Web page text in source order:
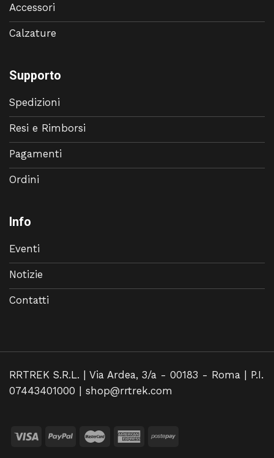
Accessori
Calzature
Supporto
Spedizioni
Resi e Rimborsi
Pagamenti
Ordini
Info
Eventi
Notizie
Contatti
RRTREK S.R.L. | Via Ardea, 3/a - 00183 - Roma | P.I.
07443401000 | shop@rrtrek.com